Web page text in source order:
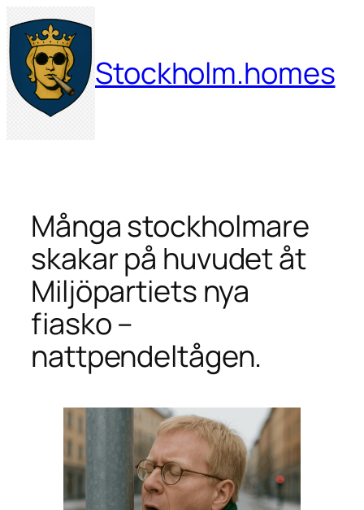
Hoppa
till
innehåll
Stockholm.homes
Många stockholmare
skakar på huvudet åt
Miljöpartiets nya
fiasko –
nattpendeltågen.